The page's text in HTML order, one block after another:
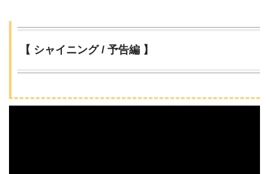
【 シャイニング / 予告編 】